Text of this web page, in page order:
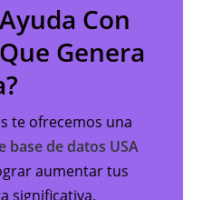
Con
Genera
te ofrecemos una
base de datos USA
aumentar tus
significativa.